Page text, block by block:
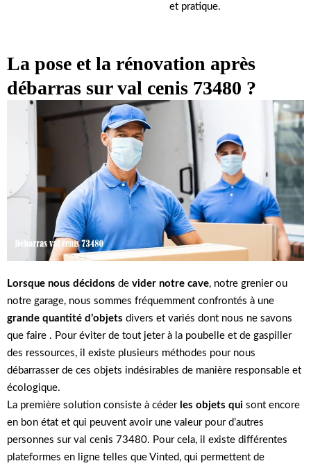
et pratique.
La pose et la rénovation après
débarras sur val cenis 73480 ?
Lorsque nous décidons de vider notre cave, notre grenier ou
notre garage, nous sommes fréquemment confrontés à une
grande quantité d’objets divers et variés dont nous ne savons
que faire . Pour éviter de tout jeter à la poubelle et de gaspiller
des ressources, il existe plusieurs méthodes pour nous
débarrasser de ces objets indésirables de manière responsable et
écologique.
La première solution consiste à céder les objets qui sont encore
en bon état et qui peuvent avoir une valeur pour d’autres
personnes sur val cenis 73480. Pour cela, il existe différentes
plateformes en ligne telles que Vinted, qui permettent de